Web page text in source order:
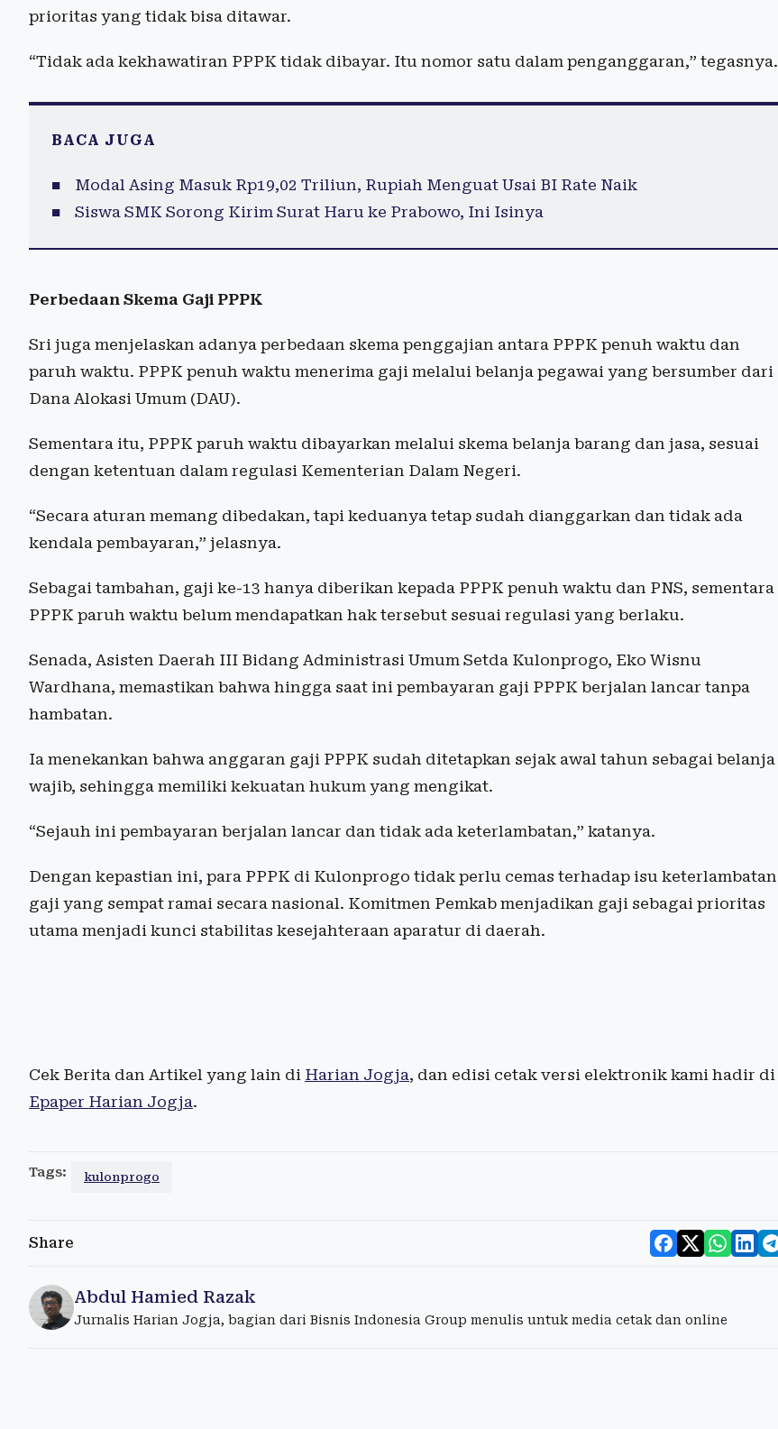
prioritas yang tidak bisa ditawar.
“Tidak ada kekhawatiran PPPK tidak dibayar. Itu nomor satu dalam penganggaran,” tegasnya.
BACA JUGA
Modal Asing Masuk Rp19,02 Triliun, Rupiah Menguat Usai BI Rate Naik
Siswa SMK Sorong Kirim Surat Haru ke Prabowo, Ini Isinya
Perbedaan Skema Gaji PPPK
Sri juga menjelaskan adanya perbedaan skema penggajian antara PPPK penuh waktu dan
paruh waktu. PPPK penuh waktu menerima gaji melalui belanja pegawai yang bersumber dari
Dana Alokasi Umum (DAU).
Sementara itu, PPPK paruh waktu dibayarkan melalui skema belanja barang dan jasa, sesuai
dengan ketentuan dalam regulasi Kementerian Dalam Negeri.
“Secara aturan memang dibedakan, tapi keduanya tetap sudah dianggarkan dan tidak ada
kendala pembayaran,” jelasnya.
Sebagai tambahan, gaji ke-13 hanya diberikan kepada PPPK penuh waktu dan PNS, sementara
PPPK paruh waktu belum mendapatkan hak tersebut sesuai regulasi yang berlaku.
Senada, Asisten Daerah III Bidang Administrasi Umum Setda Kulonprogo, Eko Wisnu
Wardhana, memastikan bahwa hingga saat ini pembayaran gaji PPPK berjalan lancar tanpa
hambatan.
Ia menekankan bahwa anggaran gaji PPPK sudah ditetapkan sejak awal tahun sebagai belanja
wajib, sehingga memiliki kekuatan hukum yang mengikat.
“Sejauh ini pembayaran berjalan lancar dan tidak ada keterlambatan,” katanya.
Dengan kepastian ini, para PPPK di Kulonprogo tidak perlu cemas terhadap isu keterlambatan
gaji yang sempat ramai secara nasional. Komitmen Pemkab menjadikan gaji sebagai prioritas
utama menjadi kunci stabilitas kesejahteraan aparatur di daerah.
Cek Berita dan Artikel yang lain di Harian Jogja, dan edisi cetak versi elektronik kami hadir di
Epaper Harian Jogja.
Tags: kulonprogo
Share
Abdul Hamied Razak
Jurnalis Harian Jogja, bagian dari Bisnis Indonesia Group menulis untuk media cetak dan online